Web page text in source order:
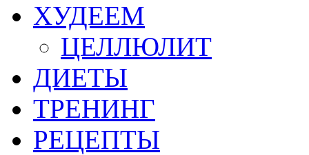
ХУДЕЕМ
ЦЕЛЛЮЛИТ
ДИЕТЫ
ТРЕНИНГ
РЕЦЕПТЫ